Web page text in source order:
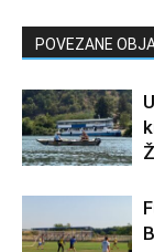
POVEZANE